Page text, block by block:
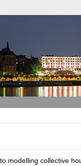
modelling collective